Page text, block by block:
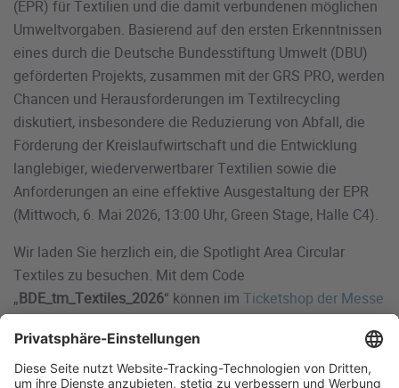
(EPR) für Textilien und die damit verbundenen möglichen
Umweltvorgaben. Basierend auf den ersten Erkenntnissen
eines durch die Deutsche Bundesstiftung Umwelt (DBU)
geförderten Projekts, zusammen mit der GRS PRO, werden
Chancen und Herausforderungen im Textilrecycling
diskutiert, insbesondere die Reduzierung von Abfall, die
Förderung der Kreislaufwirtschaft und die Entwicklung
langlebiger, wiederverwertbarer Textilien sowie die
Anforderungen an eine effektive Ausgestaltung der EPR
(Mittwoch, 6. Mai 2026, 13:00 Uhr, Green Stage, Halle C4).
Wir laden Sie herzlich ein, die Spotlight Area Circular
Textiles zu besuchen. Mit dem Code
„BDE_tm_Textiles_2026“ können im Ticketshop der Messe
Der Code ist auch für mehrere Besuchstage gültig. Das
Messeticket beinhaltet die Nutzung des öffentlichen